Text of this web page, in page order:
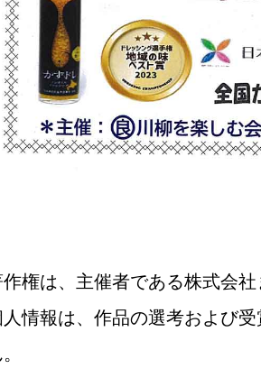
権は、主催者である株式会
情報は、作品の選考および